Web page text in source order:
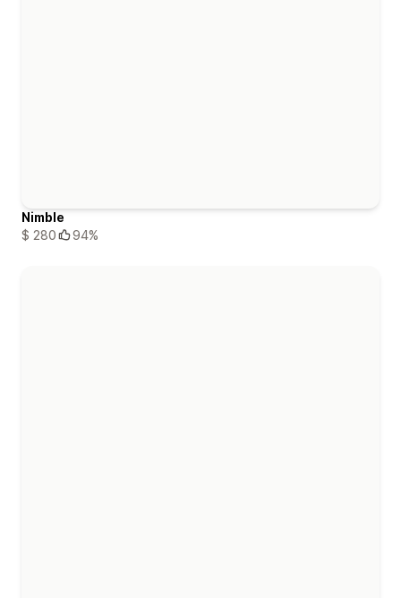
Nimble
$ 280
94%